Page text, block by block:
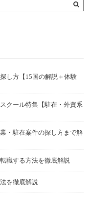
し方【15国の解説＋体験
クール特集【駐在・外資系
・駐在案件の探し方まで解
職する方法を徹底解説
を徹底解説